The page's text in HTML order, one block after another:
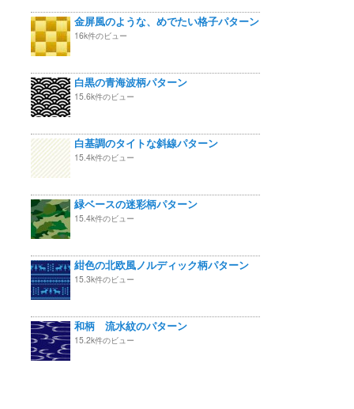
金屏風のような、めでたい格子パターン
16k件のビュー
白黒の青海波柄パターン
15.6k件のビュー
白基調のタイトな斜線パターン
15.4k件のビュー
緑ベースの迷彩柄パターン
15.4k件のビュー
紺色の北欧風ノルディック柄パターン
15.3k件のビュー
和柄 流水紋のパターン
15.2k件のビュー